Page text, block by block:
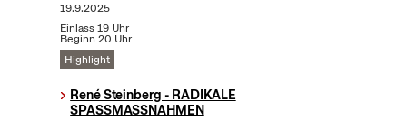
19.9.2025
Einlass 19 Uhr
Beginn 20 Uhr
Highlight
René Steinberg - RADIKALE
SPASSMASSNAHMEN